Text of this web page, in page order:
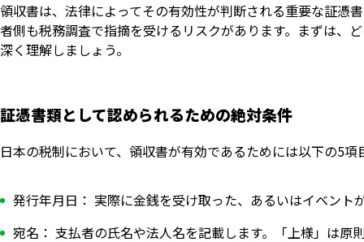
領収書は、法律によってその有効性が判断される重要な証憑
者側も税務調査で指摘を受けるリスクがあります。まずは、
深く理解しましょう。
証憑書類として認められるための絶対条件
日本の税制において、領収書が有効であるためには以下の5
発行年月日： 実際に金銭を受け取った、あるいはイベント
宛名： 支払者の氏名や法人名を記載します。「上様」は原